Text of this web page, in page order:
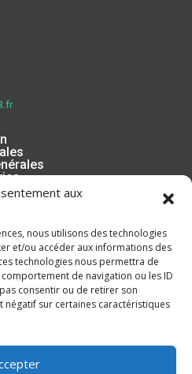
aux
nous utilisons des technologies
et/ou accéder aux informations des
technologies nous permettra de
de navigation ou les ID
consentir ou de retirer son
négatif sur certaines caractéristiques